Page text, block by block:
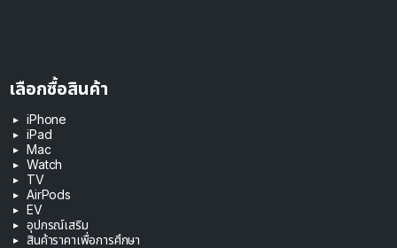
เลือกซื้อสินค้า
iPhone
iPad
Mac
Watch
TV
AirPods
EV
อุปกรณ์เสริม
สินค้าราคาเพื่อการศึกษา